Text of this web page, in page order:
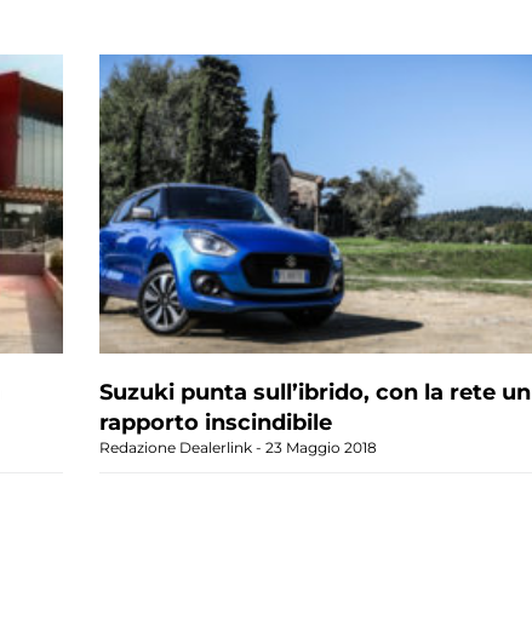
Suzuki punta sull’ibrido, con la rete un
rapporto inscindibile
Redazione Dealerlink 23 Maggio 2018